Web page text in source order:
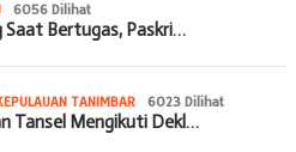
6056 Dilihat
Saat Bertugas, Paskri…
TANIMBAR 6023 Dilihat
Tansel Mengikuti Dekl…